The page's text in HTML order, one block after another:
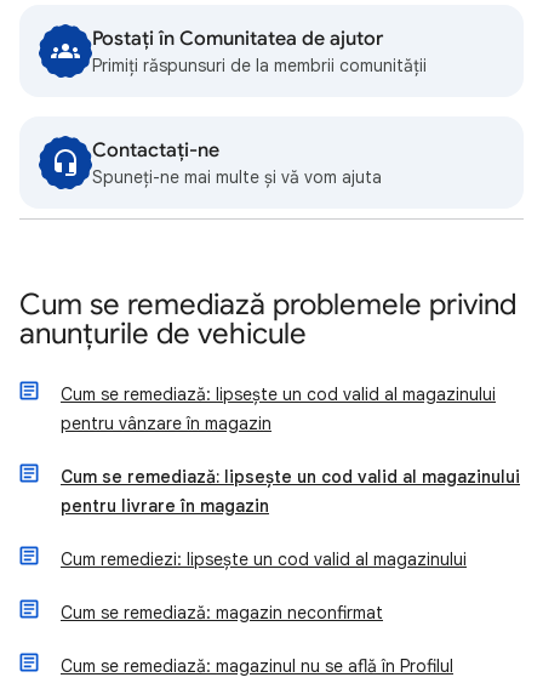
Postați în Comunitatea de ajutor
Primiți răspunsuri de la membrii comunității
Contactați-ne
Spuneți-ne mai multe și vă vom ajuta
Cum se remediază problemele privind
anunțurile de vehicule
Cum se remediază: lipsește un cod valid al magazinului
pentru vânzare în magazin
Cum se remediază: lipsește un cod valid al magazinului
pentru livrare în magazin
Cum remediezi: lipsește un cod valid al magazinului
Cum se remediază: magazin neconfirmat
Cum se remediază: magazinul nu se află în Profilul